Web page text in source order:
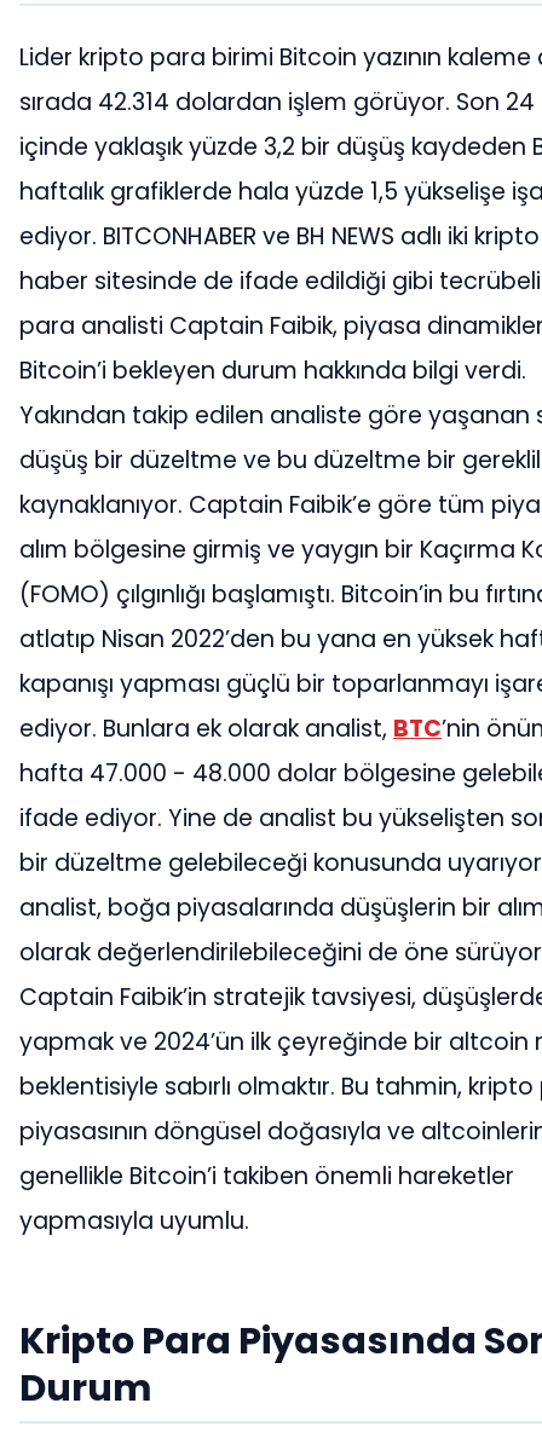
Lider kripto para birimi Bitcoin yazının kaleme
sırada 42.314 dolardan işlem görüyor. Son
içinde yaklaşık yüzde 3,2 bir düşüş kaydeden
haftalık grafiklerde hala yüzde 1,5 yükselişe
ediyor. BITCONHABER ve BH NEWS adlı iki
haber sitesinde de ifade edildiği gibi
para analisti Captain Faibik, piyasa
Bitcoin’i bekleyen durum hakkında bilgi verdi.
Yakından takip edilen analiste göre yaşanan
düşüş bir düzeltme ve bu düzeltme bir
kaynaklanıyor. Captain Faibik’e göre tüm
alım bölgesine girmiş ve yaygın bir Kaçırma
(FOMO) çılgınlığı başlamıştı. Bitcoin’in bu
atlatıp Nisan 2022’den bu yana en yüksek
kapanışı yapması güçlü bir toparlanmayı
ediyor. Bunlara ek olarak analist, BTC’nin
hafta 47.000 - 48.000 dolar bölgesine
ifade ediyor. Yine de analist bu yükselişten
bir düzeltme gelebileceği konusunda
analist, boğa piyasalarında düşüşlerin bir alım
olarak değerlendirilebileceğini de öne
Captain Faibik’in stratejik tavsiyesi,
yapmak ve 2024’ün ilk çeyreğinde bir altcoin
beklentisiyle sabırlı olmaktır. Bu tahmin,
piyasasının döngüsel doğasıyla ve
genellikle Bitcoin’i takiben önemli hareketler
yapmasıyla uyumlu.
Kripto Para Piyasasında
Durum